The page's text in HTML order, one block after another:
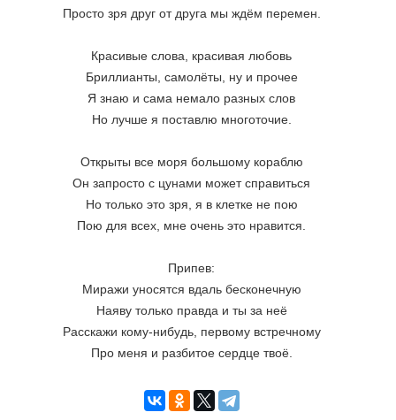
Просто зря друг от друга мы ждём перемен.
Красивые слова, красивая любовь
Бриллианты, самолёты, ну и прочее
Я знаю и сама немало разных слов
Но лучше я поставлю многоточие.
Открыты все моря большому кораблю
Он запросто с цунами может справиться
Но только это зря, я в клетке не пою
Пою для всех, мне очень это нравится.
Припев:
Миражи уносятся вдаль бесконечную
Наяву только правда и ты за неё
Расскажи кому-нибудь, первому встречному
Про меня и разбитое сердце твоё.